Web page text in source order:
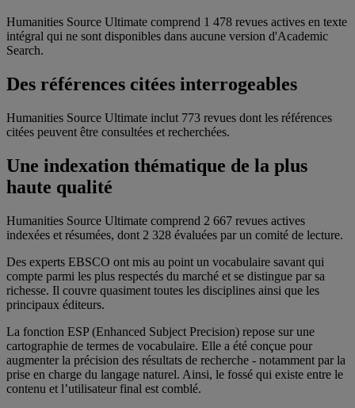
Humanities Source Ultimate comprend 1 478 revues actives en texte
intégral qui ne sont disponibles dans aucune version d'Academic
Search.
Des références citées interrogeables
Humanities Source Ultimate inclut 773 revues dont les références
citées peuvent être consultées et recherchées.
Une indexation thématique de la plus
haute qualité
Humanities Source Ultimate comprend 2 667 revues actives
indexées et résumées, dont 2 328 évaluées par un comité de lecture.
Des experts EBSCO ont mis au point un vocabulaire savant qui
compte parmi les plus respectés du marché et se distingue par sa
richesse. Il couvre quasiment toutes les disciplines ainsi que les
principaux éditeurs.
La fonction ESP (Enhanced Subject Precision) repose sur une
cartographie de termes de vocabulaire. Elle a été conçue pour
augmenter la précision des résultats de recherche - notamment par la
prise en charge du langage naturel. Ainsi, le fossé qui existe entre le
contenu et l’utilisateur final est comblé.